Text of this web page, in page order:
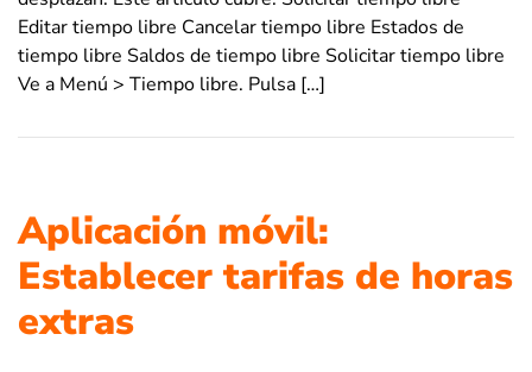
Editar tiempo libre Cancelar tiempo libre Estados de
tiempo libre Saldos de tiempo libre Solicitar tiempo libre
Ve a Menú > Tiempo libre. Pulsa […]
Aplicación móvil:
Establecer tarifas de horas
extras